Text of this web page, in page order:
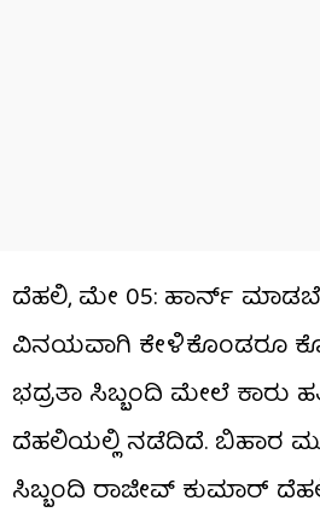
ದೆಹಲಿ, ಮೇ 05: ಹಾರ್ನ್​
ವಿನಯವಾಗಿ ಕೇಳಿಕೊಂಡರೂ
ಭದ್ರತಾ ಸಿಬ್ಬಂದಿ ಮೇಲೆ ಕಾರು
ದೆಹಲಿಯಲ್ಲಿ ನಡೆದಿದೆ. ಬಿಹಾರ
ಸಿಬ್ಬಂದಿ ರಾಜೀವ್ ಕುಮಾರ್